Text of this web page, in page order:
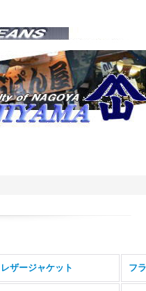
レザージャケット フ